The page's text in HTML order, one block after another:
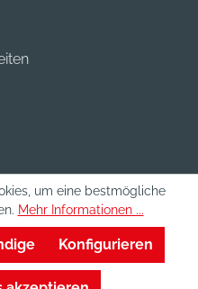
um eine bestmögliche
Mehr Informationen ...
Konfigurieren